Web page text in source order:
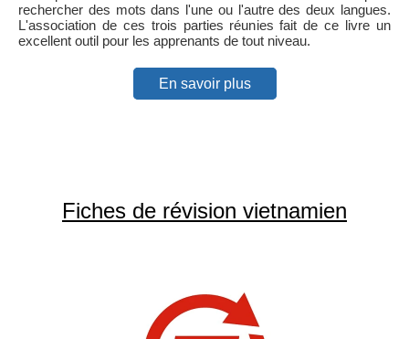
rechercher des mots dans l'une ou l'autre des deux langues.
L'association de ces trois parties réunies fait de ce livre un
excellent outil pour les apprenants de tout niveau.
En savoir plus
Fiches de révision vietnamien